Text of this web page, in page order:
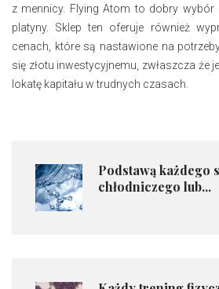
z mennicy. Flying Atom to dobry wybór
platyny. Sklep ten oferuje również
cenach, które są nastawione na
się złotu inwestycyjnemu, zwłaszcza że
lokatę kapitału w trudnych czasach.
Podstawą każdego
chłodniczego lub...